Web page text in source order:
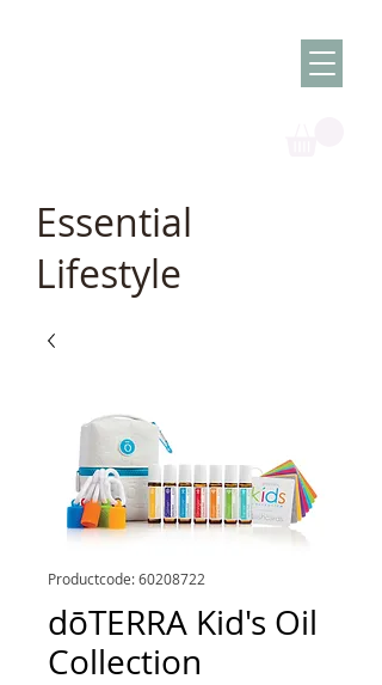
Essential
Lifestyle
Productcode: 60208722
dōTERRA Kid's Oil
Collection